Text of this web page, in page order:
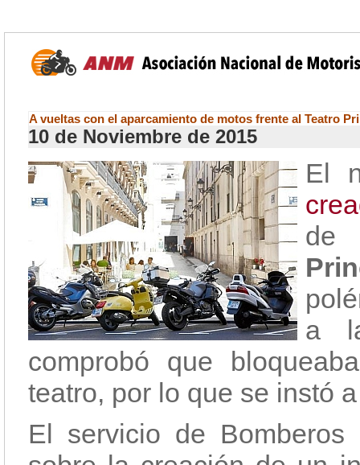
A vueltas con el aparcamiento de motos frente al Teatro
10 de Noviembre de 2015
El
de
a
comprobó que
teatro, por lo que se instó
El servicio de Bomberos